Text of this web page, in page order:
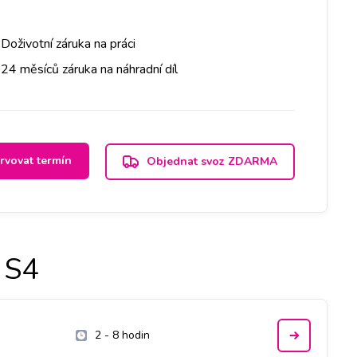
Doživotní záruka na práci
24 měsíců záruka na náhradní díl
termín Objednat svoz ZDARMA
2 - 8 hodin